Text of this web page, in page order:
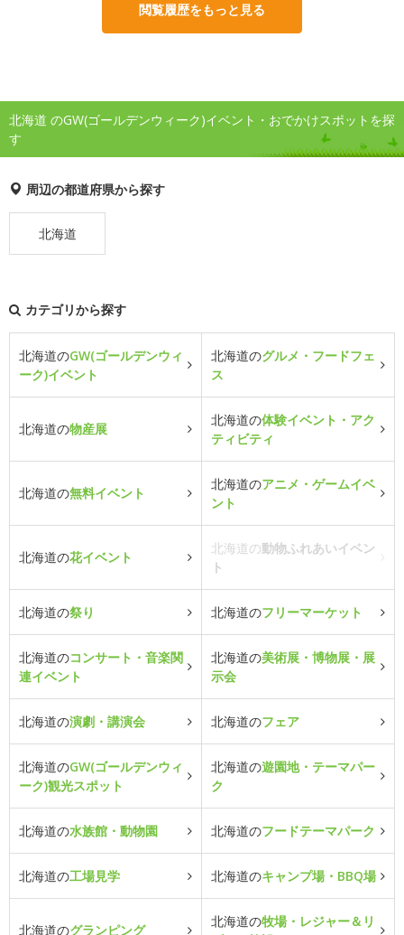
閲覧履歴をもっと見る
北海道 のGW(ゴールデンウィーク)イベント・おでかけスポットを探
す
周辺の都道府県から探す
北海道
カテゴリから探す
北海道のGW(ゴールデンウィ
ーク)イベント
北海道のグルメ・フードフェ
ス
北海道の物産展
北海道の体験イベント・アク
ティビティ
北海道の無料イベント
北海道のアニメ・ゲームイベ
ント
北海道の花イベント
北海道の動物ふれあいイベン
ト
北海道の祭り 北海道のフリーマーケット
北海道のコンサート・音楽関
連イベント
北海道の美術展・博物展・展
示会
北海道の演劇・講演会 北海道のフェア
北海道のGW(ゴールデンウィ
ーク)観光スポット
北海道の遊園地・テーマパー
ク
北海道の水族館・動物園 北海道のフードテーマパーク
北海道の工場見学 北海道のキャンプ場・BBQ場
北海道のグランピング
北海道の牧場・レジャー＆リ